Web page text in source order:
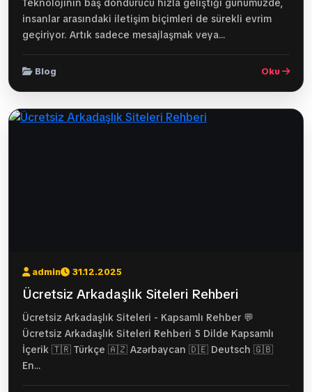
Teknolojinin baş döndürücü hızla geliştiği günümüzde,
insanlar arasındaki iletişim biçimleri de sürekli evrim
geçiriyor. Artık sadece mesajlaşmak veya...
Blog Oku
admin 31.12.2025
Ücretsiz Arkadaşlık Siteleri Rehberi
Ücretsiz Arkadaşlık Siteleri - Kapsamlı Rehber 💬
Ücretsiz Arkadaşlık Siteleri Rehberi 5 Dilde Kapsamlı
İçerik 🇹🇷 Türkçe 🇦🇿 Azərbaycan 🇩🇪 Deutsch 🇬🇧
En...